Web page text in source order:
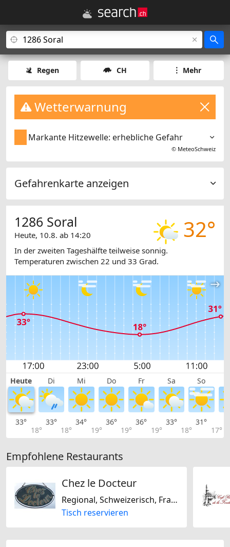
Regen CH Mehr
Wetterwarnung
Markante Hitzewelle: erhebliche Gefahr
© MeteoSchweiz
Gefahrenkarte anzeigen
32°
1286 Soral
Heute, 10.8. ab 14:20
In der zweiten Tageshälfte teilweise sonnig.
Temperaturen zwischen 22 und 33 Grad.
Heute Di Mi Do Fr Sa So
33°
18°
33°
18°
34°
19°
36°
19°
36°
19°
33°
18°
31°
17°
Empfohlene Restaurants
Chez le Docteur
Regional, Schweizerisch, Französisch
Tisch reservieren